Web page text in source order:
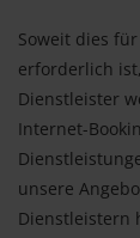
Soweit dies
erforderlich
Dienstleister
Internet-
unsere
Dienstleistern